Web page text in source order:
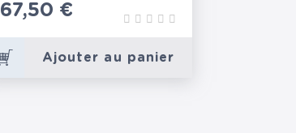
Prix
67,50 €
Ajouter au panier